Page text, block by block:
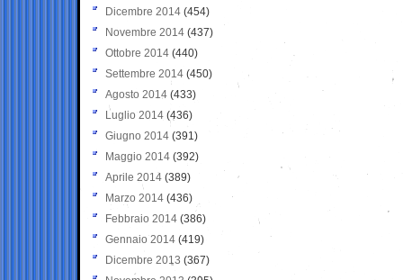
Dicembre 2014 (454)
Novembre 2014 (437)
Ottobre 2014 (440)
Settembre 2014 (450)
Agosto 2014 (433)
Luglio 2014 (436)
Giugno 2014 (391)
Maggio 2014 (392)
Aprile 2014 (389)
Marzo 2014 (436)
Febbraio 2014 (386)
Gennaio 2014 (419)
Dicembre 2013 (367)